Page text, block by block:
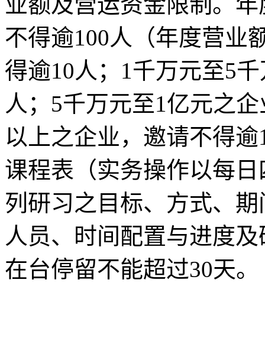
不得逾100人（年度营业
得逾10人；1千万元至5
人；5千万元至1亿元之
以上之企业，邀请不得
课程表（实务操作以每
列研习之目标、方式、
人员、时间配置与进度
在台停留不能超过30天。